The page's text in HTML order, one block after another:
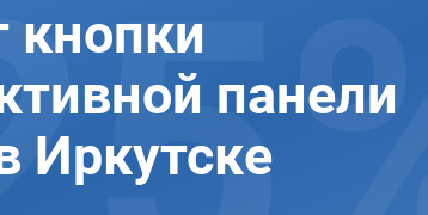
кнопки
панели
Иркутске